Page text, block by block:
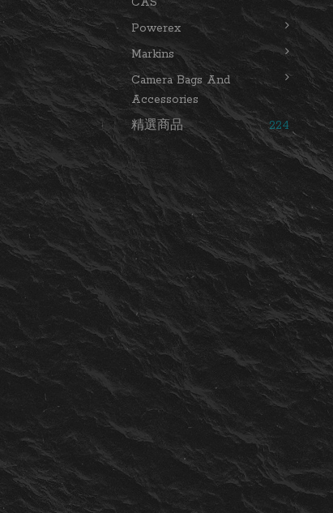
Powerex
Markins
Camera Bags And
Accessories
精選商品
224